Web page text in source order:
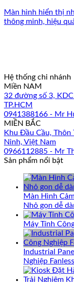
Màn hình hiển thị
thông minh, hiệu
Hệ thống chi nhánh
Miền NAM
32 đường số 3,
TP.HCM
0941388166 - Mr
MIỀN BẮC
Khu Đầu Cầu,
Ninh, Việt Nam
0966112885 - Mr
Sản phẩm nổi bật
Màn Hình
Nhỏ gọn dễ
Máy Tính
Industrial
Nghiệp Fanless